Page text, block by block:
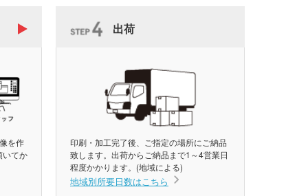
を作
いてか
出荷
地域別所要日数はこちら
印刷・加工完了後、ご指定の場所にご納品
致します。出荷からご納品まで1～4営業日
程度かかります。(地域による)